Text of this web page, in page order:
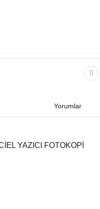
Yorumlar
YAZICI FOTOKOPİ